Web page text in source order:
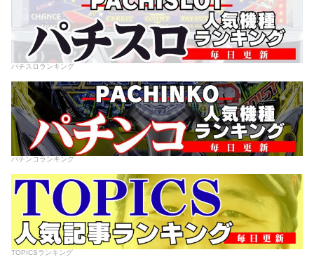
パチスロランキング
パチンコランキング
TOPICSランキング